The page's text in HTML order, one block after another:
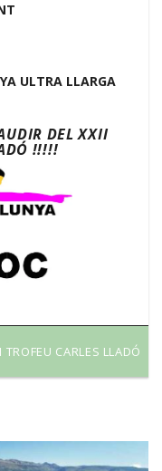
ULTRA LLARGA
DEL XXII
!!!!!
TROFEU CARLES LLADÓ